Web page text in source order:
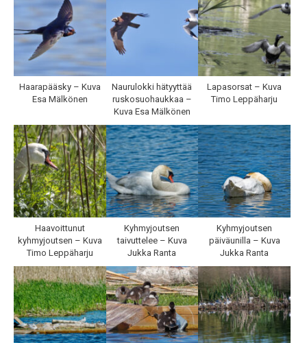
Haarapääsky – Kuva
Esa Mälkönen
Naurulokki hätyyttää
ruskosuohaukkaa –
Kuva Esa Mälkönen
Lapasorsat – Kuva
Timo Leppäharju
Haavoittunut
kyhmyjoutsen – Kuva
Timo Leppäharju
Kyhmyjoutsen
taivuttelee – Kuva
Jukka Ranta
Kyhmyjoutsen
päiväunilla – Kuva
Jukka Ranta